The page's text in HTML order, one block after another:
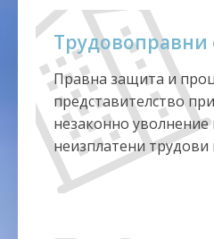
Правна защита и
представителство
незаконно уволнение
неизплатени трудови